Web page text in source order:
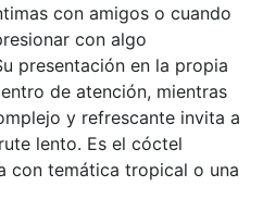
con amigos o cuando
con algo
presentación en la propia
de atención, mientras
y refrescante invita a
lento. Es el cóctel
con temática tropical o una